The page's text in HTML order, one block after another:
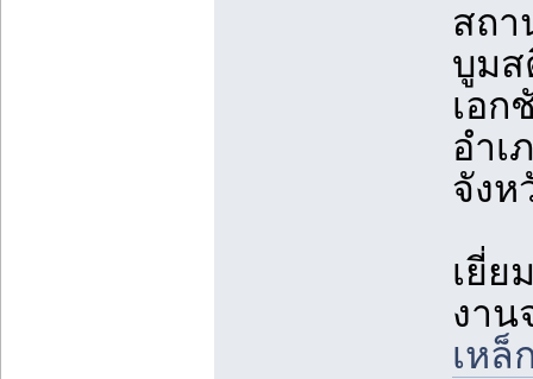
สถา
บูมส
เอก
อำเ
จังห
เยี่ย
งา
เหล็